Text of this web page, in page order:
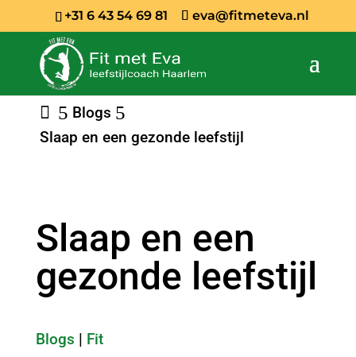
+31 6 43 54 69 81 eva@fitmeteva.nl
Blogs
Slaap en een gezonde leefstijl
Slaap en een
gezonde leefstijl
Blogs | Fit